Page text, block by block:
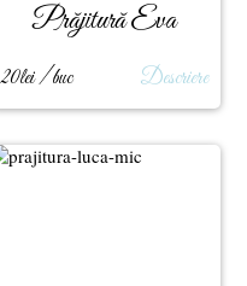
Prăjitură Eva
20lei / buc Descriere